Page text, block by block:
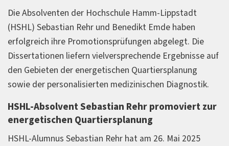
Die Absolventen der Hochschule Hamm-Lippstadt
(HSHL) Sebastian Rehr und Benedikt Emde haben
erfolgreich ihre Promotionsprüfungen abgelegt. Die
Dissertationen liefern vielversprechende Ergebnisse auf
den Gebieten der energetischen Quartiersplanung
sowie der personalisierten medizinischen Diagnostik.
HSHL-Absolvent Sebastian Rehr promoviert zur
energetischen Quartiersplanung
HSHL-Alumnus Sebastian Rehr hat am 26. Mai 2025